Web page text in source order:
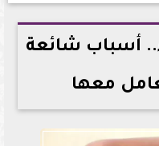
أسباب شائعة
معها